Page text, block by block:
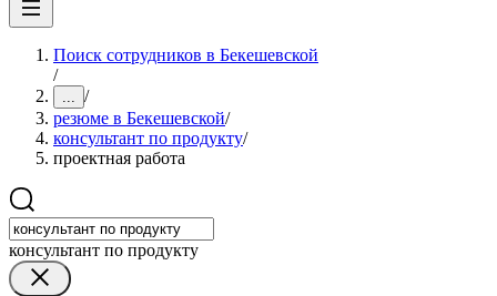
Поиск сотрудников в Бекешевской
/
... /
резюме в Бекешевской/
консультант по продукту/
проектная работа
консультант по продукту